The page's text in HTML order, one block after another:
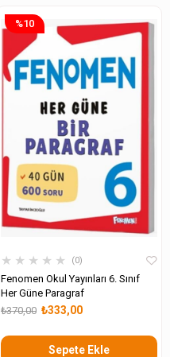
★ ★ ★ ★ ★ 0
Fenomen Okul Yayınları 6. Sınıf
Her Güne Paragraf
₺333,00
₺370,00
Sepete Ekle
%10